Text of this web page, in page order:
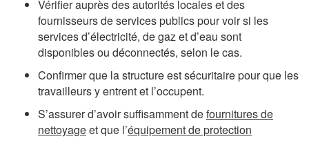
Vérifier auprès des autorités locales et des
fournisseurs de services publics pour voir si les
services d’électricité, de gaz et d’eau sont
disponibles ou déconnectés, selon le cas.
Confirmer que la structure est sécuritaire pour que les
travailleurs y entrent et l’occupent.
S’assurer d’avoir suffisamment defournitures de
nettoyageet que l’équipement de protection